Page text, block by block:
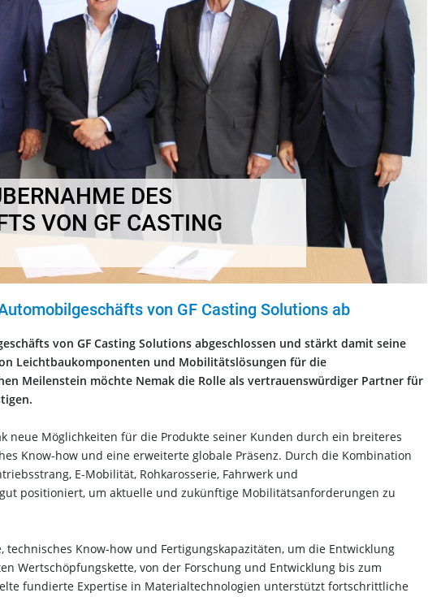
DES A
VON GF CASTING S
von GF Casting Solutions ab
von GF Casting Solutions abgeschlossen und stärkt damit seine
Leichtbaukomponenten und Mobilitätslösungen für die
Meilenstein möchte Nemak die Rolle als vertrauenswürdiger Partner für
neue Möglichkeiten für die Produkte seiner Kunden durch ein breiteres
Know-how und eine erweiterte globale Präsenz. Durch die Kombination
E-Mobilität, Rohkarosserie, Fahrwerk und
positioniert, um aktuelle und zukünftige Mobilitätsanforderungen zu
technisches Know-how und Fertigungskapazitäten, um die Entwicklung
Wertschöpfungskette, von der Forschung und Entwicklung bis zum
fundierte Expertise in Materialtechnologien unterstützt fortschrittliche